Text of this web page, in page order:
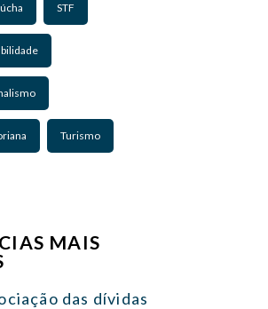
STF
Turismo
MAIS
das dívidas